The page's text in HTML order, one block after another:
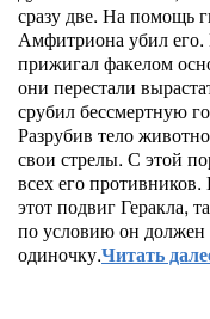
сразу две. На помощь
Амфитриона убил
прижигал факелом
они перестали
срубил бессмертную
Разрубив тело
свои стрелы. С этой
всех его противников.
этот подвиг Геракла,
по условию он должен
одиночку.Читать